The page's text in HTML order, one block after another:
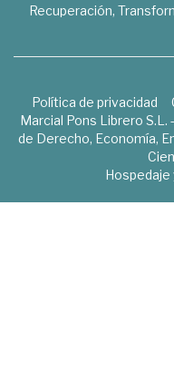
Recuperación,
Política de privacidad
Marcial Pons Librero
de Derecho, Economía,
Hospedaje